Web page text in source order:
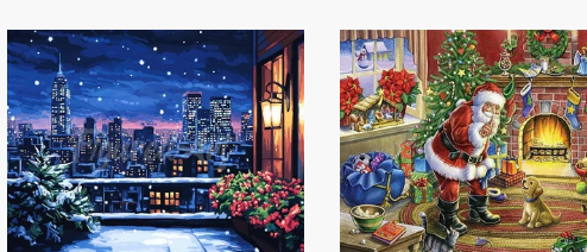
Diamond
Painting
-
Balcón
Invernal
Punto
de
Cruz
Diamante
-
Santa
y
el
perro